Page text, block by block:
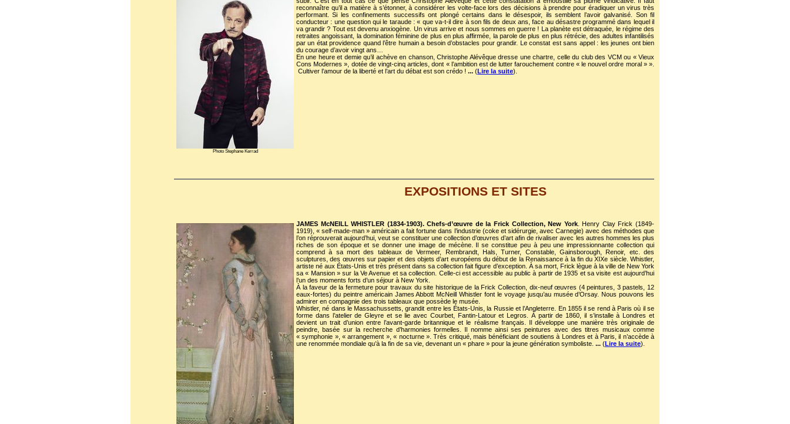
Photo Stephane Kerrad
reconnaître qu’il a matière à s’étonner, à considérer les volte-face lors des décisions à prendre pour éradiquer un virus très
performant. Si les confinements successifs ont plongé certains dans le désespoir, ils semblent l’avoir galvanisé. Son fil
conducteur : une question qui le taraude : « que va-t-il dire à son fils de deux ans, face au désastre programmé dans lequel il
va grandir ? Tout est devenu anxiogène. Un virus arrive et nous sommes en guerre ! La planète est détraquée, le régime des
retraites angoissant, la domination féminine de plus en plus affirmée, la parole de plus en plus rétrécie, des adultes infantilisés
par un état providence quand l’être humain a besoin d’obstacles pour grandir. Le constat est sans appel : les jeunes ont bien
du courage d’avoir vingt ans…
En une heure et demie qu’il achève en chanson, Christophe Alévêque dresse une chartre, celle du club des VCM ou « Vieux
Cons Modernes », dotée de vingt-cinq articles, dont « l’ambition est de lutter farouchement contre « le nouvel ordre moral » ».
Cultiver l’amour de la liberté et l’art du débat est son crédo ! ... (Lire la suite).
EXPOSITIONS ET SITES
JAMES McNEILL WHISTLER (1834-1903). Chefs-d’œuvre de la Frick Collection, New York. Henry Clay Frick (1849-
1919), « self-made-man » américain a fait fortune dans l’industrie (coke et sidérurgie, avec Carnegie) avec des méthodes que
l’on réprouverait aujourd’hui, veut se constituer une collection d’œuvres d’art afin de rivaliser avec les autres hommes les plus
riches de son époque et se donner une image de mécène. Il se constitue peu à peu une impressionnante collection qui
comprend à sa mort des tableaux de Vermeer, Rembrandt, Hals, Turner, Constable, Gainsborough, Renoir, etc. des
sculptures, des œuvres sur papier et des objets d’art européens du début de la Renaissance à la fin du XIXe siècle. Whistler,
artiste né aux États-Unis et très présent dans sa collection fait figure d’exception. À sa mort, Frick lègue à la ville de New York
sa « Mansion » sur la Ve Avenue et sa collection. Celle-ci est accessible au public à partir de 1935 et sa visite est aujourd’hui
l’un des moments forts d’un séjour à New York.
À la faveur de la fermeture pour travaux du site historique de la Frick Collection, dix-neuf œuvres (4 peintures, 3 pastels, 12
eaux-fortes) du peintre américain James Abbott McNeill Whistler font le voyage jusqu’au musée d’Orsay. Nous pouvons les
admirer en compagnie des trois tableaux que possède le musée.
Whistler, né dans le Massachussetts, grandit entre les États-Unis, la Russie et l’Angleterre. En 1855 il se rend à Paris où il se
forme dans l’atelier de Gleyre et se lie avec Courbet, Fantin-Latour et Legros. À partir de 1860, il s’installe à Londres et
devient un trait d’union entre l’avant-garde britannique et le réalisme français. Il développe une manière très originale de
peindre, basée sur la recherche d’harmonies formelles. Il nomme ainsi ses peintures avec des titres musicaux comme
« symphonie », « arrangement », « nocturne ». Très critiqué, mais bénéficiant de soutiens à Londres et à Paris, il n’accède à
une renommée mondiale qu’à la fin de sa vie, devenant un « phare » pour la jeune génération symboliste. ... (Lire la suite).